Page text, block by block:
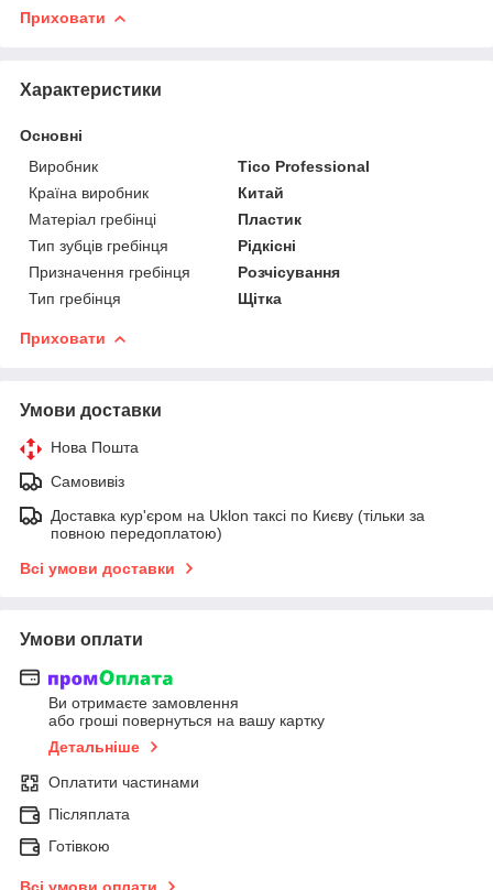
Приховати
Характеристики
Основні
Виробник
Tico Professional
Країна виробник
Китай
Матеріал гребінці
Пластик
Тип зубців гребінця
Рідкісні
Призначення гребінця
Розчісування
Тип гребінця
Щітка
Приховати
Умови доставки
Нова Пошта
Самовивіз
Доставка кур'єром на Uklon таксі по Києву (тільки за
повною передоплатою)
Всі умови доставки
Умови оплати
Ви отримаєте замовлення
або гроші повернуться на вашу картку
Детальніше
Оплатити частинами
Післяплата
Готівкою